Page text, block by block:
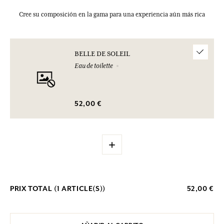
Cree su composición en la gama para una experiencia aún más rica
BELLE DE SOLEIL
Eau de toilette
52,00 €
+
PRIX TOTAL (1 ARTICLE(S)) 52,00 €